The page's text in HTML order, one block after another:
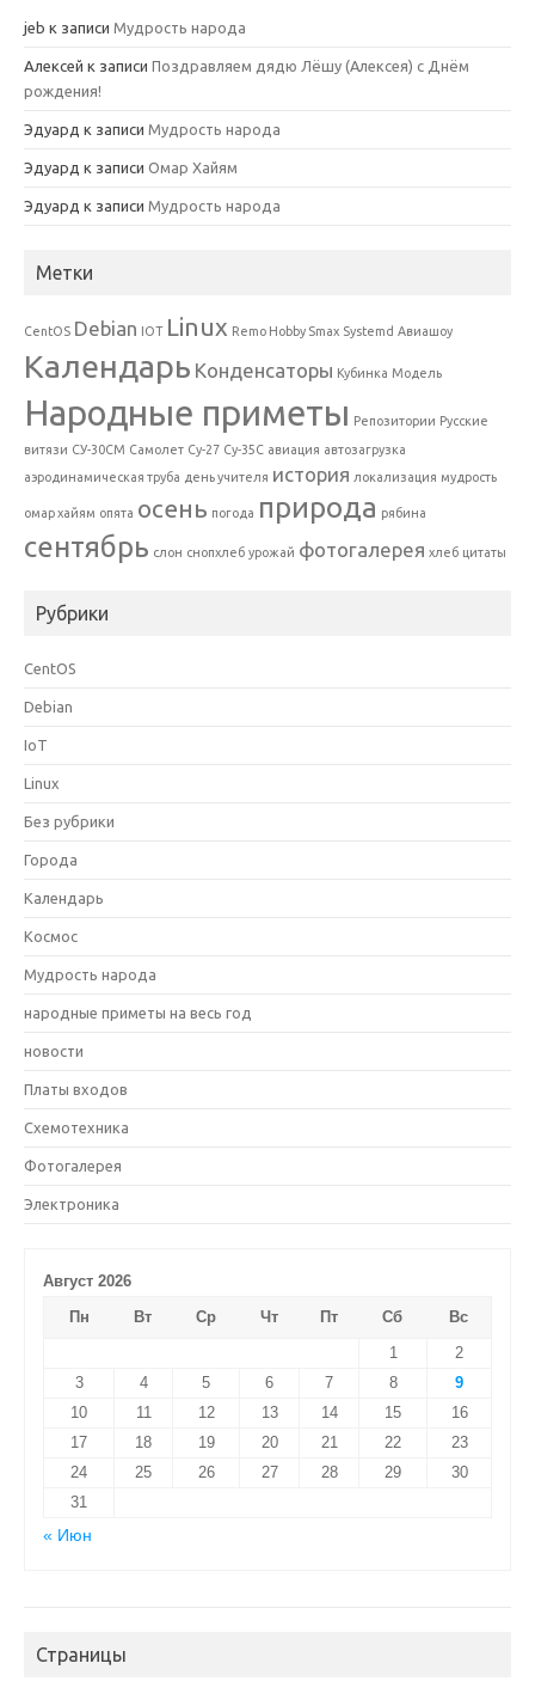
jeb к записи Мудрость народа
Алексей к записи Поздравляем дядю Лёшу (Алексея) с Днём
рождения!
Эдуард к записи Мудрость народа
Эдуард к записи Омар Хайям
Эдуард к записи Мудрость народа
Метки
CentOS Debian IOT Linux Remo Hobby Smax Systemd Авиашоу
Календарь Конденсаторы Кубинка Модель
Народные приметы Репозитории Русские
витязи СУ-30СМ Самолет Су-27 Су-35С авиация автозагрузка
аэродинамическая труба день учителя история локализация мудрость
омар хайям опята осень погода природа рябина
сентябрь слон снопхлеб урожай фотогалерея хлеб цитаты
Рубрики
CentOS
Debian
IoT
Linux
Без рубрики
Города
Календарь
Космос
Мудрость народа
народные приметы на весь год
новости
Платы входов
Схемотехника
Фотогалерея
Электроника
Август 2026
Пн
Вт Ср Чт Пт Сб
Вс
1
2
3
4 5 6 7 8
9
10
11 12 13 14 15
16
17
18 19 20 21 22
23
24
25 26 27 28 29
30
31
« Июн
Страницы